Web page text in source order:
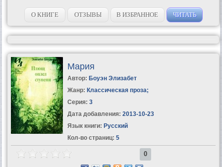
О КНИГЕ ОТЗЫВЫ В ИЗБРАННОЕ ЧИТАТЬ
Мария
Автор: Боуэн Элизабет
Жанр: Классическая проза;
Серия: 3
Дата добавления: 2013-10-23
Язык книги: Русский
Кол-во страниц: 5
0